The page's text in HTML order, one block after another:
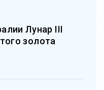
Лунар III
золота